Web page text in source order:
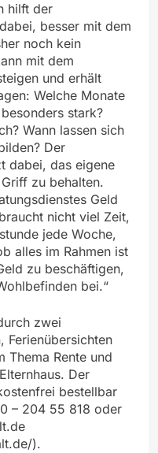
hilft der
besser mit dem
noch kein
mit dem
und erhält
Welche Monate
stark?
Wann lassen sich
Der
dabei, das eigene
zu behalten.
Geld
nicht viel Zeit,
jede Woche,
alles im Rahmen ist
zu beschäftigen,
bei.“
zwei
Ferienübersichten
Thema Rente und
Der
bestellbar
– 204 55 818 oder
).